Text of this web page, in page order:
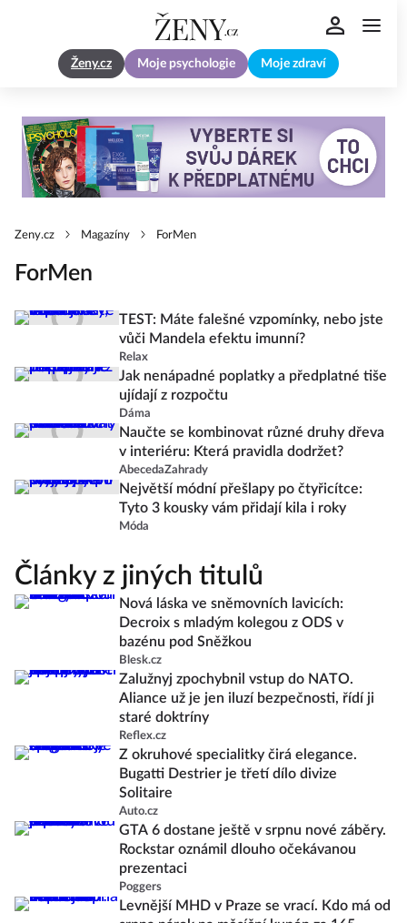
Ženy.cz Moje psychologie Moje zdraví
Zeny.cz Magazíny ForMen
ForMen
TEST: Máte falešné vzpomínky, nebo jste
vůči Mandela efektu imunní?
Relax
Jak nenápadné poplatky a předplatné tiše
ujídají z rozpočtu
Dáma
Naučte se kombinovat různé druhy dřeva
v interiéru: Která pravidla dodržet?
AbecedaZahrady
Největší módní přešlapy po čtyřicítce:
Tyto 3 kousky vám přidají kila i roky
Móda
Články z jiných titulů
Nová láska ve sněmovních lavicích:
Decroix s mladým kolegou z ODS v
bazénu pod Sněžkou
Blesk.cz
Zalužnyj zpochybnil vstup do NATO.
Aliance už je jen iluzí bezpečnosti, řídí ji
staré doktríny
Reflex.cz
Z okruhové specialitky čirá elegance.
Bugatti Destrier je třetí dílo divize
Solitaire
Auto.cz
GTA 6 dostane ještě v srpnu nové záběry.
Rockstar oznámil dlouho očekávanou
prezentaci
Poggers
Levnější MHD v Praze se vrací. Kdo má od